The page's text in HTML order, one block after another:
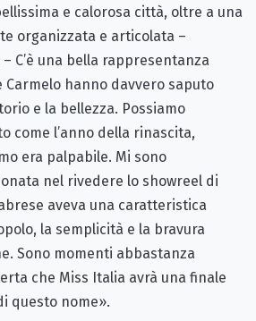
e calorosa città, oltre a una
organizzata e articolata –
C’è una bella rappresentanza
Carmelo hanno davvero saputo
e la bellezza. Possiamo
come l’anno della rinascita,
era palpabile. Mi sono
nel rivedere lo showreel di
aveva una caratteristica
la semplicità e la bravura
Sono momenti abbastanza
che Miss Italia avrà una finale
questo nome».